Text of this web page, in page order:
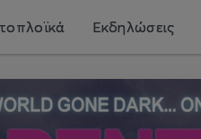
Εκδηλώσεις